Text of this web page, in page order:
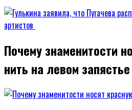
Почему знаменитости
нить на левом запястье